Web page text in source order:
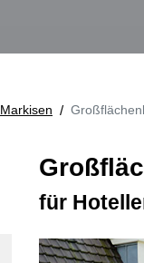
Markisen /
für